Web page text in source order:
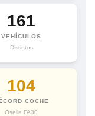
161
VEHÍCULOS
Distintos
104
COCHE
Osella FA30